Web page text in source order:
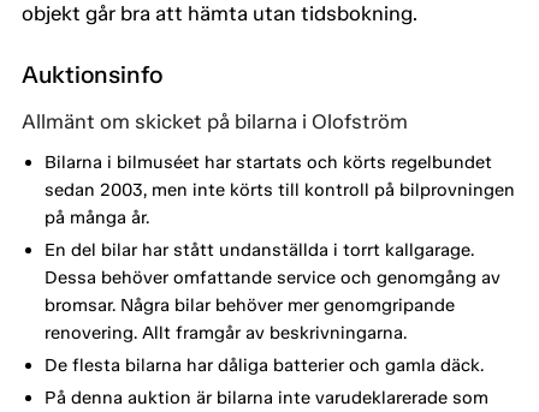
objekt går bra att hämta utan tidsbokning.
Auktionsinfo
Allmänt om skicket på bilarna i Olofström
Bilarna i bilmuséet har startats och körts regelbundet
sedan 2003, men inte körts till kontroll på bilprovningen
på många år.
En del bilar har stått undanställda i torrt kallgarage.
Dessa behöver omfattande service och genomgång av
bromsar. Några bilar behöver mer genomgripande
renovering. Allt framgår av beskrivningarna.
De flesta bilarna har dåliga batterier och gamla däck.
På denna auktion är bilarna inte varudeklarerade som